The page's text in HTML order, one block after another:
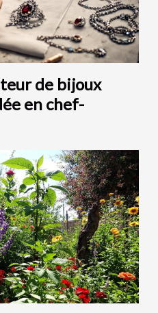
de bijoux
en chef-